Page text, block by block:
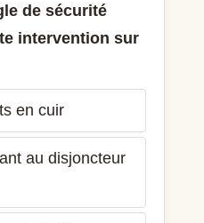
de sécurité
intervention sur
en cuir
au disjoncteur